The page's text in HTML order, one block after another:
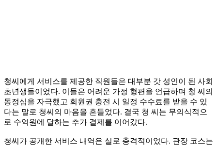
청씨에게 서비스를 제공한 직원들은 대부분 갓 성인이 된 사회
초년생들이었다. 이들은 어려운 가정 형편을 언급하며 청 씨의
동정심을 자극했고 회원권 충전 시 일정 수수료를 받을 수 있
다는 말로 청씨의 마음을 흔들었다. 결국 청 씨는 무의식적으
로 수억원에 달하는 추가 결제를 이어갔다.
청씨가 공개한 서비스 내역은 실로 충격적이었다. 관장 코스는